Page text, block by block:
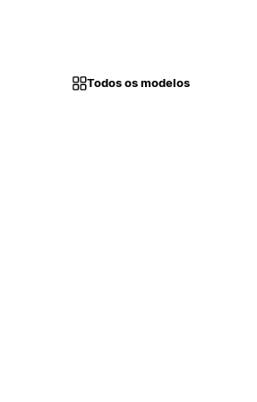
Todos os modelos